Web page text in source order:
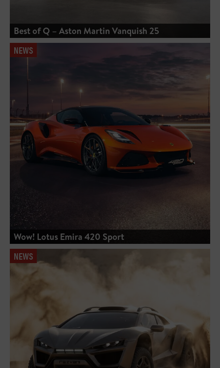
Best of Q – Aston Martin Vanquish 25
NEWS
Wow! Lotus Emira 420 Sport
NEWS